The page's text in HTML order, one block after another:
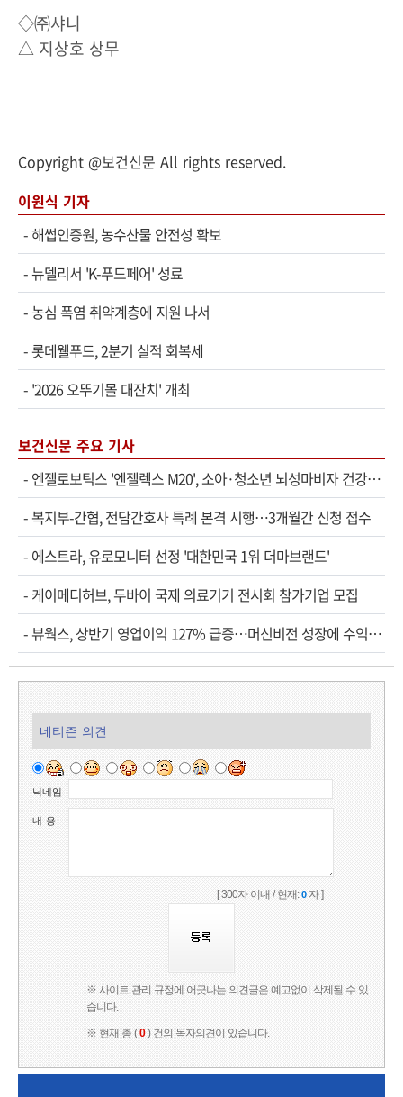
◇㈜샤니
△ 지상호 상무
Copyright @보건신문 All rights reserved.
이원식 기자
-해썹인증원, 농수산물 안전성 확보
-뉴델리서 'K-푸드페어' 성료
-농심 폭염 취약계층에 지원 나서
-롯데웰푸드, 2분기 실적 회복세
- '2026 오뚜기몰 대잔치' 개최
보건신문 주요 기사
- 엔젤로보틱스 '엔젤렉스 M20', 소아·청소년 뇌성마비자 건강보험 확대 적용
- 복지부-간협, 전담간호사 특례 본격 시행…3개월간 신청 접수
- 에스트라, 유로모니터 선정 '대한민국 1위 더마브랜드'
- 케이메디허브, 두바이 국제 의료기기 전시회 참가기업 모집
- 뷰웍스, 상반기 영업이익 127% 급증…머신비전 성장에 수익성 개선
네티즌 의견
닉네임
내 용
[ 300자 이내 / 현재:0자 ]
※ 사이트 관리 규정에 어긋나는 의견글은 예고없이 삭제될 수 있
습니다.
※ 현재 총 (0) 건의 독자의견이 있습니다.